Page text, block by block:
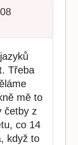
Třeba
mě to
četby z
co 14
když to